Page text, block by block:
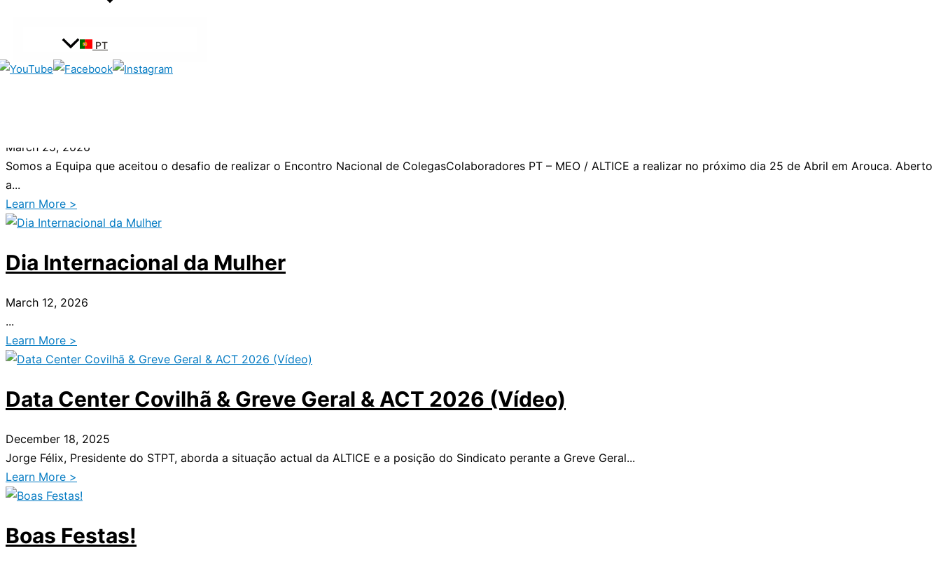
PT
Learn More >
March 25, 2026
Somos a Equipa que aceitou o desafio de realizar o Encontro Nacional de ColegasColaboradores PT – MEO / ALTICE a realizar no próximo dia 25 de Abril em Arouca. Aberto
a...
Learn More >
Dia Internacional da Mulher
March 12, 2026
...
Learn More >
Data Center Covilhã & Greve Geral & ACT 2026 (Vídeo)
December 18, 2025
Jorge Félix, Presidente do STPT, aborda a situação actual da ALTICE e a posição do Sindicato perante a Greve Geral...
Learn More >
Boas Festas!